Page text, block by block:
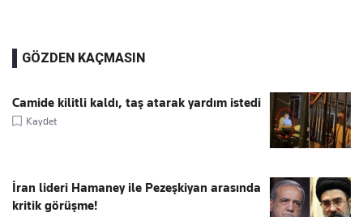
GÖZDEN KAÇMASIN
Camide kilitli kaldı, taş atarak yardım istedi
Kaydet
İran lideri Hamaney ile Pezeşkiyan arasında
kritik görüşme!